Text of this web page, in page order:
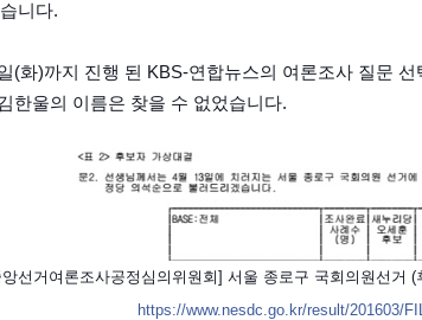
니다.
(화)까지 진행 된 KBS-연합뉴스의 여론조사 질문
한울의 이름은 찾을 수 없었습니다.
선거여론조사공정심의위원회] 서울 종로구 국회의원선거
https://www.nesdc.go.kr/result/201603/